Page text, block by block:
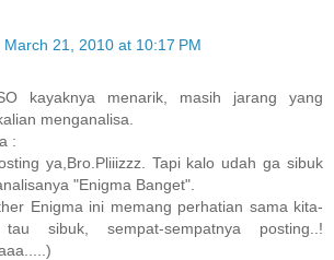
March 21, 2010 at 10:17 PM
kayaknya menarik, masih jarang yang
menganalisa.
:
ya,Bro.Pliiizzz. Tapi kalo udah ga sibuk
"Enigma Banget".
Enigma ini memang perhatian sama kita-
sibuk, sempat-sempatnya posting..!